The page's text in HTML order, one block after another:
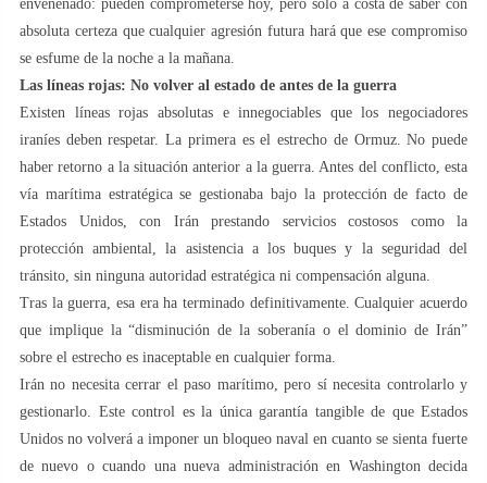
envenenado: pueden comprometerse hoy, pero solo a costa de saber con
absoluta certeza que cualquier agresión futura hará que ese compromiso
se esfume de la noche a la mañana.
Las líneas rojas: No volver al estado de antes de la guerra
Existen líneas rojas absolutas e innegociables que los negociadores
iraníes deben respetar. La primera es el estrecho de Ormuz. No puede
haber retorno a la situación anterior a la guerra. Antes del conflicto, esta
vía marítima estratégica se gestionaba bajo la protección de facto de
Estados Unidos, con Irán prestando servicios costosos como la
protección ambiental, la asistencia a los buques y la seguridad del
tránsito, sin ninguna autoridad estratégica ni compensación alguna.
Tras la guerra, esa era ha terminado definitivamente. Cualquier acuerdo
que implique la “disminución de la soberanía o el dominio de Irán”
sobre el estrecho es inaceptable en cualquier forma.
Irán no necesita cerrar el paso marítimo, pero sí necesita controlarlo y
gestionarlo. Este control es la única garantía tangible de que Estados
Unidos no volverá a imponer un bloqueo naval en cuanto se sienta fuerte
de nuevo o cuando una nueva administración en Washington decida